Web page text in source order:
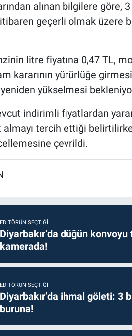
alınan bilgilere göre,
geçerli olmak üzere
litre fiyatına 0,47 TL,
kararının yürürlüğe
yeniden yükselmesi
indirimli fiyatlardan
almayı tercih ettiği
çevrildi.
EDITÖRÜN SEÇTIĞI
Diyarbakır’da düğün
kamerada!
EDITÖRÜN SEÇTIĞI
Diyarbakır’da ihmal göleti: 3
buruna!